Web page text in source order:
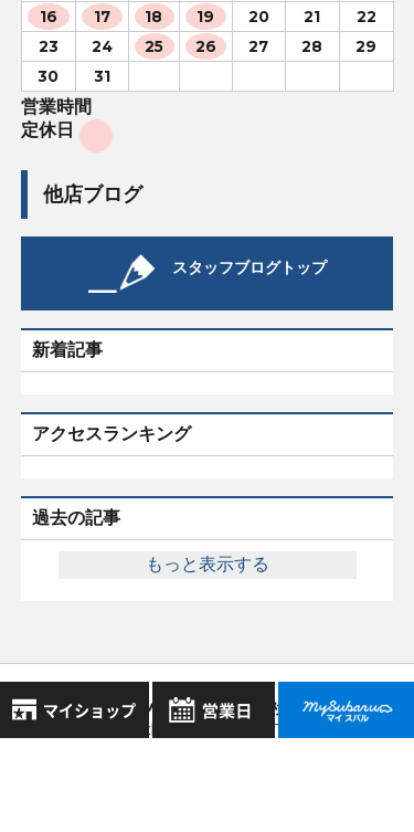
16
17 18 19 20 21
22
23
24 25 26 27 28
29
30
31
営業時間
定休日
他店ブログ
スタッフブログトップ
新着記事
アクセスランキング
過去の記事
もっと表示する
スバル近畿株式会社
〒570-0021 大阪府守口市八雲東町1丁目21番23号